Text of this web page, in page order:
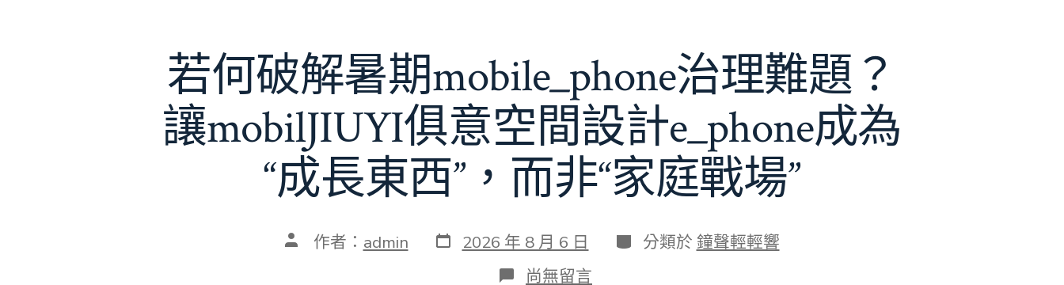
若何破解暑期mobile_phone治理難題？
讓mobilJIUYI俱意空間設計e_phone成為
“成長東西”，而非“家庭戰場”
文 作者： admin 發
表
2026 年 8 月 6 日 分
類
分類於 鐘聲輕輕響
在
尚無留言